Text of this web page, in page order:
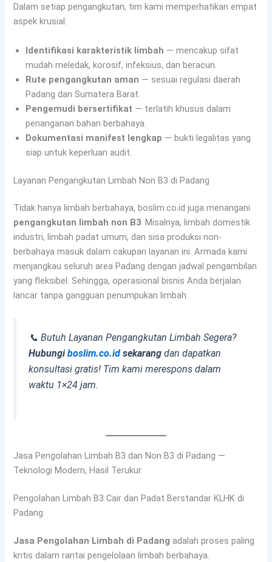
Dalam setiap pengangkutan, tim kami memperhatikan empat
aspek krusial:
Identifikasi karakteristik limbah — mencakup sifat
mudah meledak, korosif, infeksius, dan beracun.
Rute pengangkutan aman — sesuai regulasi daerah
Padang dan Sumatera Barat.
Pengemudi bersertifikat — terlatih khusus dalam
penanganan bahan berbahaya.
Dokumentasi manifest lengkap — bukti legalitas yang
siap untuk keperluan audit.
Layanan Pengangkutan Limbah Non B3 di Padang
Tidak hanya limbah berbahaya, boslim.co.id juga menangani
pengangkutan limbah non B3. Misalnya, limbah domestik
industri, limbah padat umum, dan sisa produksi non-
berbahaya masuk dalam cakupan layanan ini. Armada kami
menjangkau seluruh area Padang dengan jadwal pengambilan
yang fleksibel. Sehingga, operasional bisnis Anda berjalan
lancar tanpa gangguan penumpukan limbah.
📞 Butuh Layanan Pengangkutan Limbah Segera?
Hubungiboslim.co.idsekarang dan dapatkan
konsultasi gratis! Tim kami merespons dalam
waktu 1×24 jam.
Jasa Pengolahan Limbah B3 dan Non B3 di Padang —
Teknologi Modern, Hasil Terukur
Pengolahan Limbah B3 Cair dan Padat Berstandar KLHK di
Padang
Jasa Pengolahan Limbah di Padang adalah proses paling
kritis dalam rantai pengelolaan limbah berbahaya.